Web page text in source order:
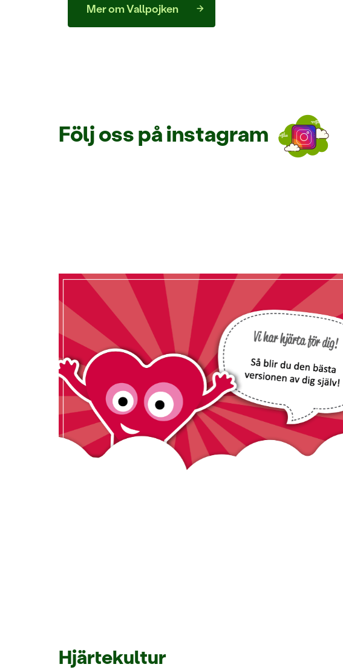
Mer om Vallpojken
Följ oss på instagram
Hjärtekultur